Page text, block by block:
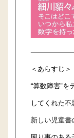
＜あらすじ＞
“算数障害”を
してくれた不
新しい児童書